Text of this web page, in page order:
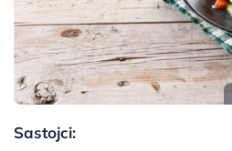
Sastojci: